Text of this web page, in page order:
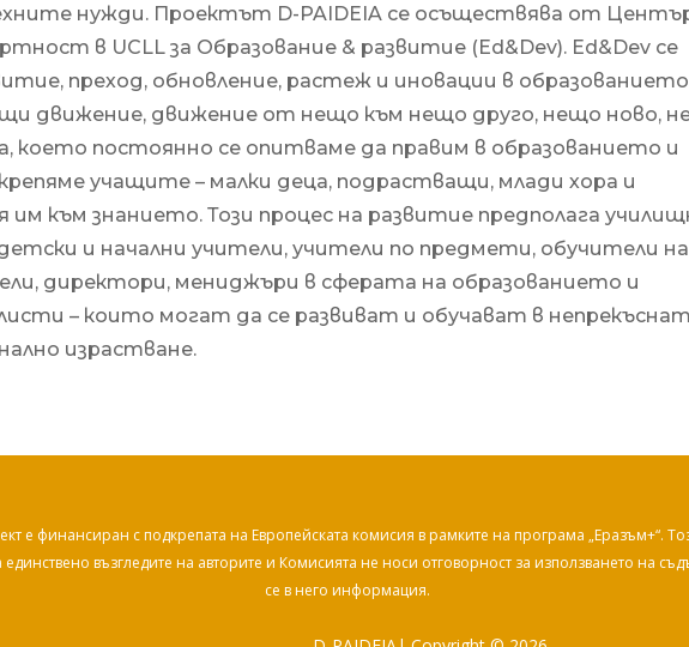
нужди. Проектът D-PAIDEIA се осъществява от
в UCLL за Образование & развитие (Ed&Dev). Ed&Dev се
преход, обновление, растеж и иновации в
движение, движение от нещо към нещо друго, нещо ново,
което постоянно се опитваме да правим в образованието и
учащите – малки деца, подрастващи, млади хора и
им към знанието. Този процес на развитие предполага
и начални учители, учители по предмети, обучители на
директори, мениджъри в сферата на образованието и
– които могат да се развиват и обучават в непрекъснат
израстване.
е финансиран с подкрепата на Европейската комисия в рамките на програма „Еразъм+“.
единствено възгледите на авторите и Комисията не носи отговорност за използването на
се в него информация.